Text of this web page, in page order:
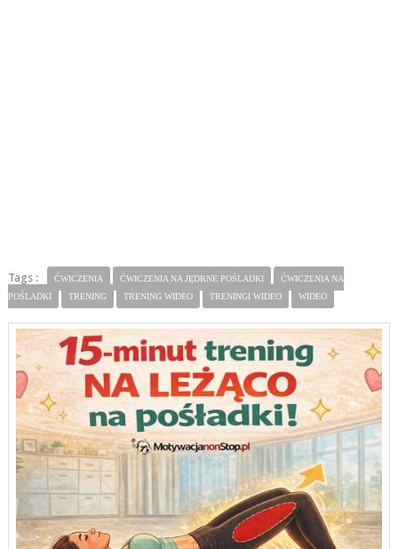
Tags : ĆWICZENIA ĆWICZENIA NA JĘDRNE POŚLADKI
ĆWICZENIA NA
POŚLADKI
TRENING TRENING WIDEO TRENINGI WIDEO WIDEO